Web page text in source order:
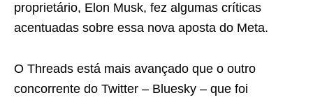
proprietário, Elon Musk, fez algumas críticas
acentuadas sobre essa nova aposta do Meta.
O Threads está mais avançado que o outro
concorrente do Twitter – Bluesky – que foi